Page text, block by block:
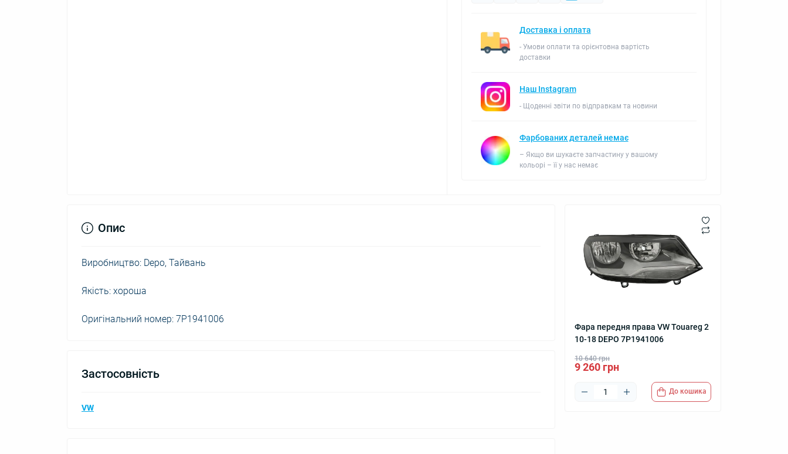
Доставка і оплата
- Умови оплати та орієнтовна вартість
доставки
Наш Instagram
- Щоденні звіти по відправкам та новини
Фарбованих деталей немає
– Якщо ви шукаєте запчастину у вашому
кольорі – її у нас немає
Фара передня права VW Touareg 2
10-18 DEPO 7P1941006
10 640 грн
9 260 грн
До кошика
Опис
Виробництво: Depo, Тайвань
Якість: хороша
Оригінальний номер: 7P1941006
Застосовність
VW